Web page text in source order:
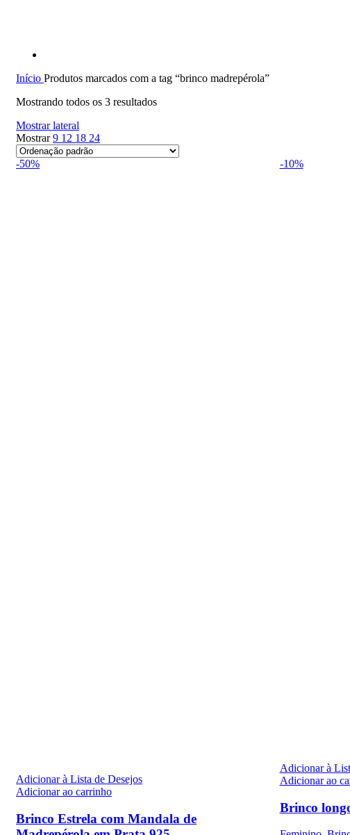
Início Produtos marcados com a tag “brinco madrepérola”
Mostrando todos os 3 resultados
Mostrar lateral
Mostrar9 12 18 24
-50%
Adicionar à Lista de Desejos
Adicionar ao carrinho
Brinco Estrela com Mandala de
-10%
Adicionar à
Adicionar ao
Brinco